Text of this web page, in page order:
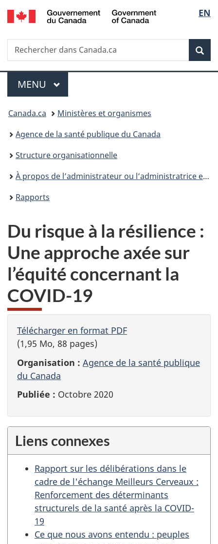
Passer
au
principal
Passer
à
Au
du
Passer
à
version
simplifiée
de
la
EN
Recherche
Rechercher
dans
Menu
MENU PRINCIPAL
Vous
êtes
ici :
Canada.ca
Ministères et organismes
Agence de la santé publique du Canada
Structure organisationnelle
À propos de l’administrateur ou l’administratrice en chef de la santé publique du Canada (ACSP)
Rapports
Du risque à la résilience :
Une approche axée sur
l’équité concernant la
COVID-19
Télécharger en format PDF
(1,95 Mo, 88 pages)
Organisation : Agence de la santé publique
du Canada
Publiée : Octobre 2020
Liens connexes
Rapport sur les délibérations dans le
cadre de l'échange Meilleurs Cerveaux :
Renforcement des déterminants
structurels de la santé après la COVID-
19
Ce que nous avons entendu : peuples